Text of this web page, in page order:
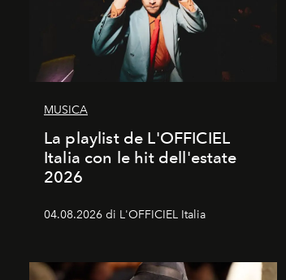
MUSICA
La playlist de L'OFFICIEL
Italia con le hit dell'estate
2026
04.08.2026 di L'OFFICIEL Italia